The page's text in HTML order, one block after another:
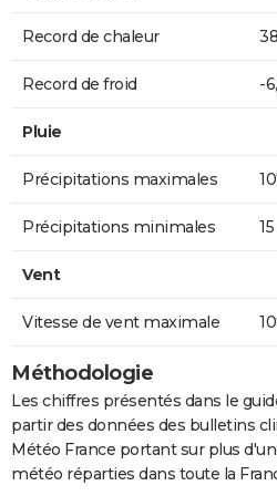
Record de chaleur
Record de froid -
Pluie
Précipitations maximales
Précipitations minimales
Vent
Vitesse de vent maximale
Méthodologie
Les chiffres présentés dans le
partir des données des bulletins
Météo France portant sur plus
météo réparties dans toute la